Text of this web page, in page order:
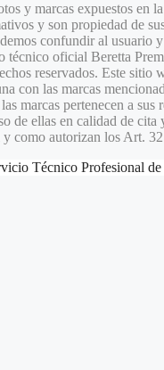
y marcas expuestos en
y son propiedad de
confundir al usuario
técnico oficial Beretta
reservados. Este sitio
con las marcas
marcas pertenecen a sus
de ellas en calidad de
y como autorizan los Art.
Técnico Profesional de